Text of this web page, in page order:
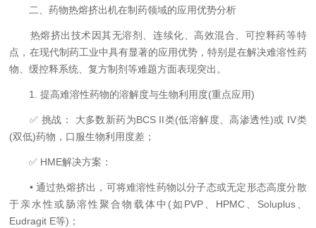
二、药物热熔挤出机在制药领域的应用优势分析
热熔挤出技术因其无溶剂、连续化、高效混合、可控释药等特
点，在现代制药工业中具有显著的应用优势，特别是在解决难溶性药
物、缓控释系统、复方制剂等难题方面表现突出。
1. 提高难溶性药物的溶解度与生物利用度(重点应用)
✅ 挑战： 大多数新药为BCS II类(低溶解度、高渗透性)或 IV类
(双低)药物，口服生物利用度差；
✅ HME解决方案：
• 通过热熔挤出，可将难溶性药物以分子态或无定形态高度分散
于亲水性或肠溶性聚合物载体中(如PVP、HPMC、Soluplus、
Eudragit E等)；